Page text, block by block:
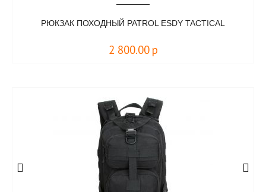
РЮКЗАК ПОХОДНЫЙ PATROL ESDY TACTICAL
2 800.00 р